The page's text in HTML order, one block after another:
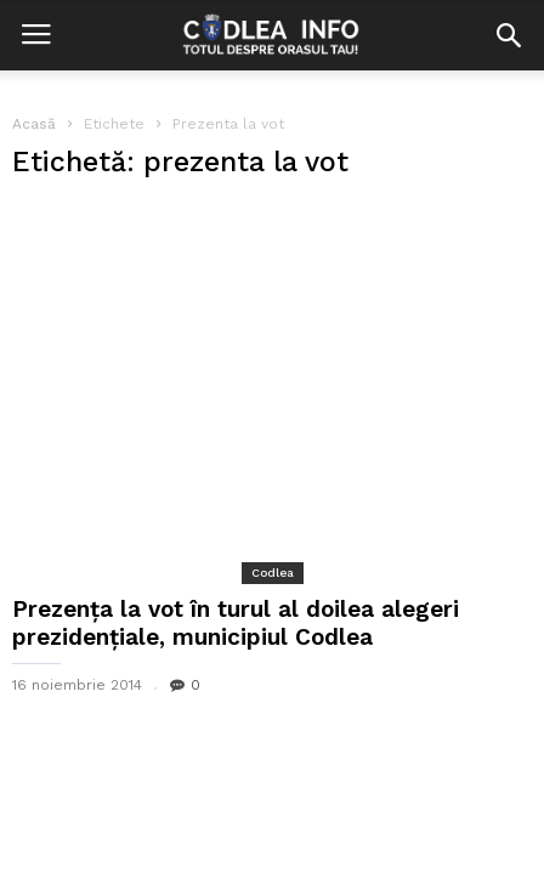
Acasă Etichete Prezenta la vot
Etichetă: prezenta la vot
Codlea
Prezența la vot în turul al doilea alegeri
prezidențiale, municipiul Codlea
16 noiembrie 2014 0